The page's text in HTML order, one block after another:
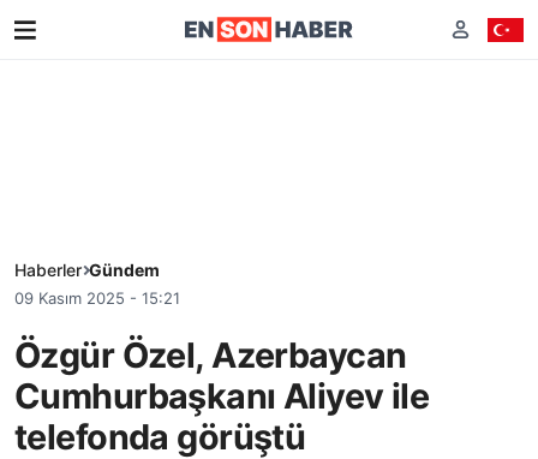
Haberler Gündem
09 Kasım 2025 - 15:21
Özgür Özel, Azerbaycan
Cumhurbaşkanı Aliyev ile
telefonda görüştü